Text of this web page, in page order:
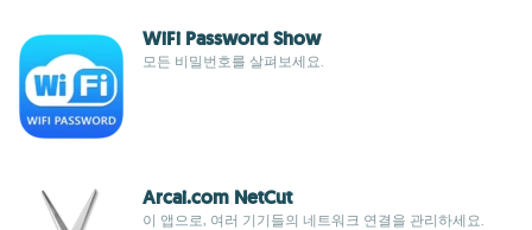
WiFi Password Show
모든 비밀번호를 살펴보세요.
Arcai.com NetCut
이 앱으로, 여러 기기들의 네트워크 연결을 관리하세요.